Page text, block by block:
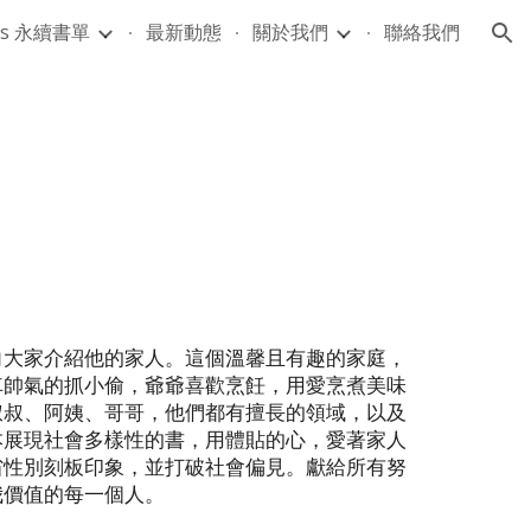
永續書單 最新動態 關於我們 聯絡我們
家介紹他的家人。這個溫馨且有趣的家庭，
氣的抓小偷，爺爺喜歡烹飪，用愛烹煮美味
、阿姨、哥哥，他們都有擅長的領域，以及
現社會多樣性的書，用體貼的心，愛著家人
別刻板印象，並打破社會偏見。獻給所有努
值的每一個人。